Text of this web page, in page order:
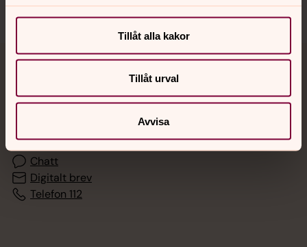
Tillåt alla kakor
Tillåt urval
Avvisa
Jourhavande präst
Akut samtals- och krisstöd. Prata eller chatta anonymt
med en präst på kvällar och nätter.
Chatt
Digitalt brev
Telefon 112